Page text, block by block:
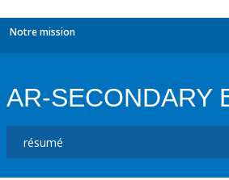
Notre mission
AR-SECONDARY